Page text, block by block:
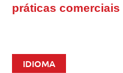
práticas comerciais
IDIOMA